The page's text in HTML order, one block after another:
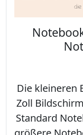
Die kleineren
Zoll
Standard